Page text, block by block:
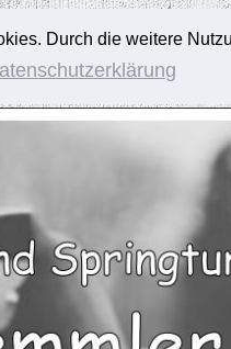
Durch die weitere